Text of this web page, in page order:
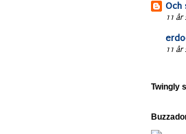
Och
11 år
11 år
Twingly